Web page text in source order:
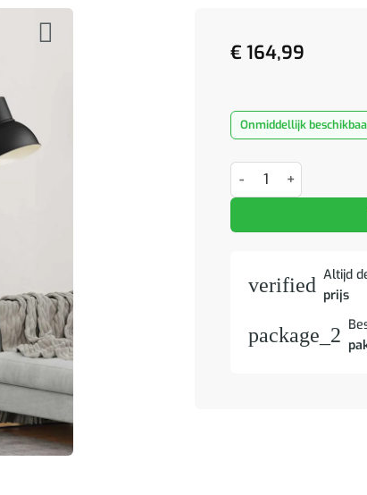
€ 164,99
Onmiddellijk
Hoge kast 2 pcs
verified Altijd
prijs
package_2